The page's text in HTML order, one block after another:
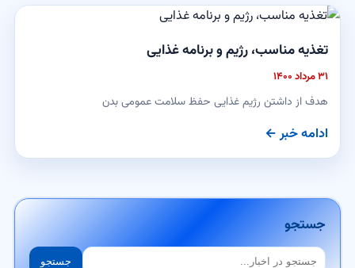
تغذیه مناسب، رژیم و برنامه غذایی
۳۱ مرداد ۱۴۰۰
هدف از داشتن رژیم غذایی حفظ سلامت عمومی بدن
ادامه خبر ←
جستجو
جستجو جستجو